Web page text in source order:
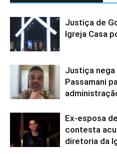
Justiça de
Igreja Casa
Justiça nega
Passamani
Ex-esposa
contesta
diretoria da